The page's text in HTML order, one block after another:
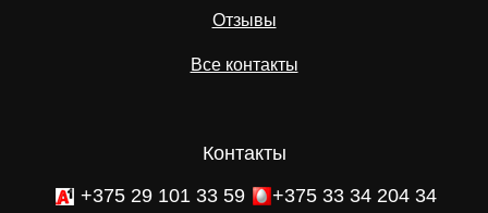
Отзывы
Все контакты
Контакты
+375 29 101 33 59
+375 33 34 204 34